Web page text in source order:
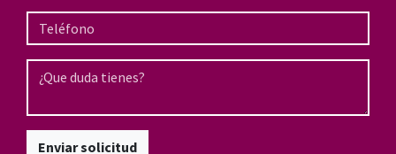
Enviar solicitud